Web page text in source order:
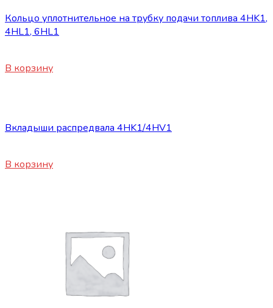
Кольцо уплотнительное на трубку подачи топлива 4HK1,
4HL1, 6HL1
В корзину
Вкладыши распредвала 4HK1/4HV1
В корзину